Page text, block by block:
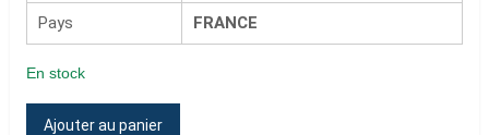
Pays FRANCE
En stock
quantité
Ajouter au panier